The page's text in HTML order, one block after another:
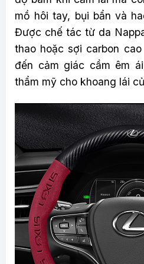
mồ hôi tay, bụi bẩn và
Được chế tác từ da
thao hoặc sợi carbon
đến cảm giác cầm êm
thẩm mỹ cho khoang lái